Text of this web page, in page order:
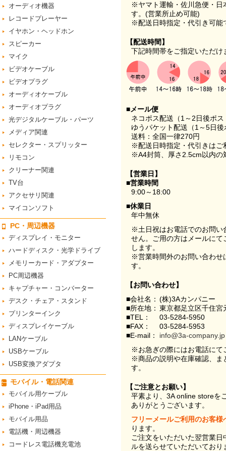
※ヤマト運輸・佐川急便・日
す。(営業所止め可能)
※配送日時指定・代引き可能
【配送時間】
下記時間帯をご指定いただけ
■メール便
ネコポス配送（1～2日後ポ
ゆうパケット配送（1～5日
送料：全国一律270円
※配送日時指定・代引きはご
※A4封筒、厚さ2.5cm以内の
【営業日】
■営業時間
9:00～18:00
■休業日
年中無休
※土日祝はお電話でのお問い
せん。ご用の方はメールに
します。
※営業時間外のお問い合わせ
す。
【お問い合わせ】
■会社名： (株)3Aカンパニー
■所在地： 東京都足立区千住
■TEL：
03-5284-5950
■FAX：
03-5284-5953
■E-mail：
info@3a-company.jp
※お急ぎの際にはお電話にて
※商品の説明や在庫確認、ま
す。
【ご注意とお願い】
平素より、3A online storeを
ありがとうございます。
フリーメールご利用のお客様
ります。
ご注文をいただいた翌営業
ルを送らせていただいてお
オーディオ機器
レコードプレーヤー
イヤホン・ヘッドホン
スピーカー
マイク
ビデオケーブル
ビデオプラグ
オーディオケーブル
オーディオプラグ
光デジタルケーブル・パーツ
メディア関連
セレクター・スプリッター
リモコン
クリーナー関連
TV台
アクセサリ関連
マイコンソフト
PC・周辺機器
ディスプレイ・モニター
ハードディスク・光学ドライブ
メモリーカード・アダプター
PC周辺機器
キャプチャー・コンバーター
デスク・チェア・スタンド
プリンターインク
ディスプレイケーブル
LANケーブル
USBケーブル
USB変換アダプタ
モバイル・電話関連
モバイル用ケーブル
iPhone・iPad用品
モバイル用品
電話機・周辺機器
コードレス電話機充電池